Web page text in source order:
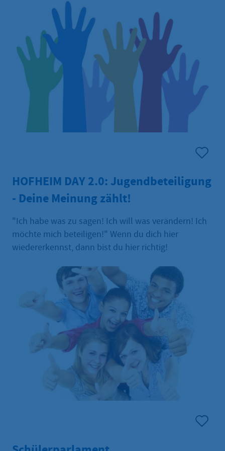
HOFHEIM DAY 2.0: Jugendbeteiligung
- Deine Meinung zählt!
"Ich habe was zu sagen! Ich will was verändern! Ich
möchte mich beteiligen!" Wenn du dich hier
wiedererkennst, dann bist du hier richtig!